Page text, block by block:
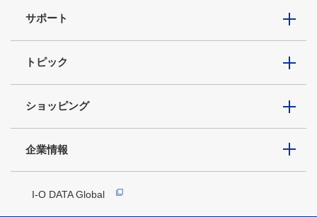
サポート
トピック
ショッピング
企業情報
I-O DATA Global